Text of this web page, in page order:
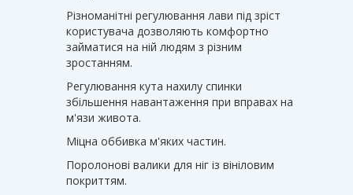
Різноманітні регулювання лави під зріст
користувача дозволяють комфортно
займатися на ній людям з різним
зростанням.
Регулювання кута нахилу спинки
збільшення навантаження при вправах на
м'язи живота.
Міцна оббивка м'яких частин.
Поролонові валики для ніг із вініловим
покриттям.